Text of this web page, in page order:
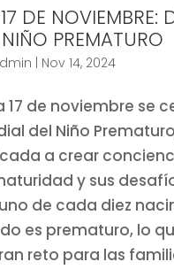
DE NOVIEMBRE:
PREMATURO
Nov 14, 2024
17 de noviembre se
del Niño
a crear
y sus
de cada diez
es prematuro, lo
reto para las